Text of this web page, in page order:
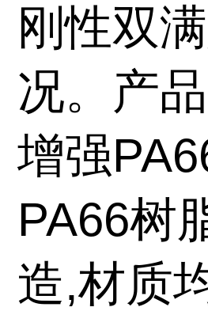
刚性双
况。产
增强
PA66树
造,材质